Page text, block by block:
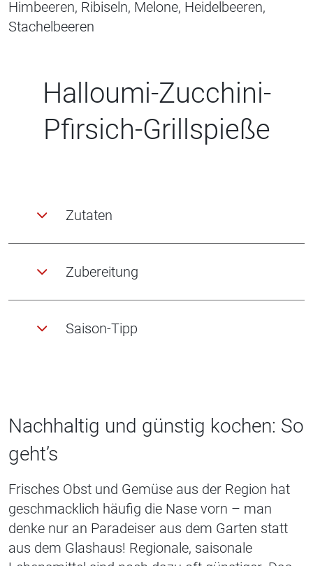
Himbeeren, Ribiseln, Melone, Heidelbeeren,
Stachelbeeren
Halloumi-Zucchini-
Pfirsich-Grillspieße
Zutaten
Zubereitung
Saison-Tipp
Nachhaltig und günstig kochen: So
geht’s
Frisches Obst und Gemüse aus der Region hat
geschmacklich häufig die Nase vorn – man
denke nur an Paradeiser aus dem Garten statt
aus dem Glashaus! Regionale, saisonale